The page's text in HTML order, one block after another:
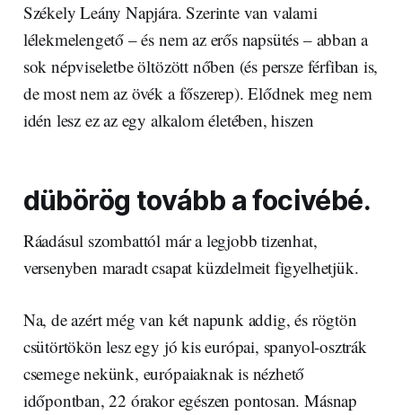
Székely Leány Napjára. Szerinte van valami
lélekmelengető – és nem az erős napsütés – abban a
sok népviseletbe öltözött nőben (és persze férfiban is,
de most nem az övék a főszerep). Elődnek meg nem
idén lesz ez az egy alkalom életében, hiszen
dübörög tovább a focivébé.
Ráadásul szombattól már a legjobb tizenhat,
versenyben maradt csapat küzdelmeit figyelhetjük.
Na, de azért még van két napunk addig, és rögtön
csütörtökön lesz egy jó kis európai, spanyol-osztrák
csemege nekünk, európaiaknak is nézhető
időpontban, 22 órakor egészen pontosan. Másnap